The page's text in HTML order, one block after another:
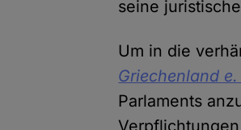
seine
Um in die
Griechenland e.
Parlaments